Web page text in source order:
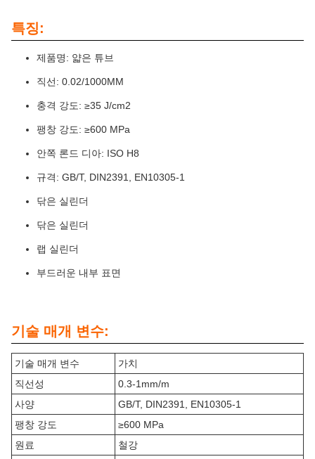
특징:
제품명: 얇은 튜브
직선: 0.02/1000MM
충격 강도: ≥35 J/cm2
팽창 강도: ≥600 MPa
안쪽 론드 디아: ISO H8
규격: GB/T, DIN2391, EN10305-1
닦은 실린더
닦은 실린더
랩 실린더
부드러운 내부 표면
기술 매개 변수:
기술 매개 변수
가치
직선성
0.3-1mm/m
사양
GB/T, DIN2391, EN10305-1
팽창 강도
≥600 MPa
원료
철강